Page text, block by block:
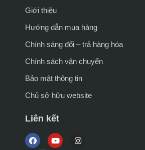
Giới thiệu
Hướng dẫn mua hàng
Chính sáng đổi – trả hàng hóa
Chính sách vận chuyển
Bảo mật thông tin
Chủ sở hữu website
Liên kết